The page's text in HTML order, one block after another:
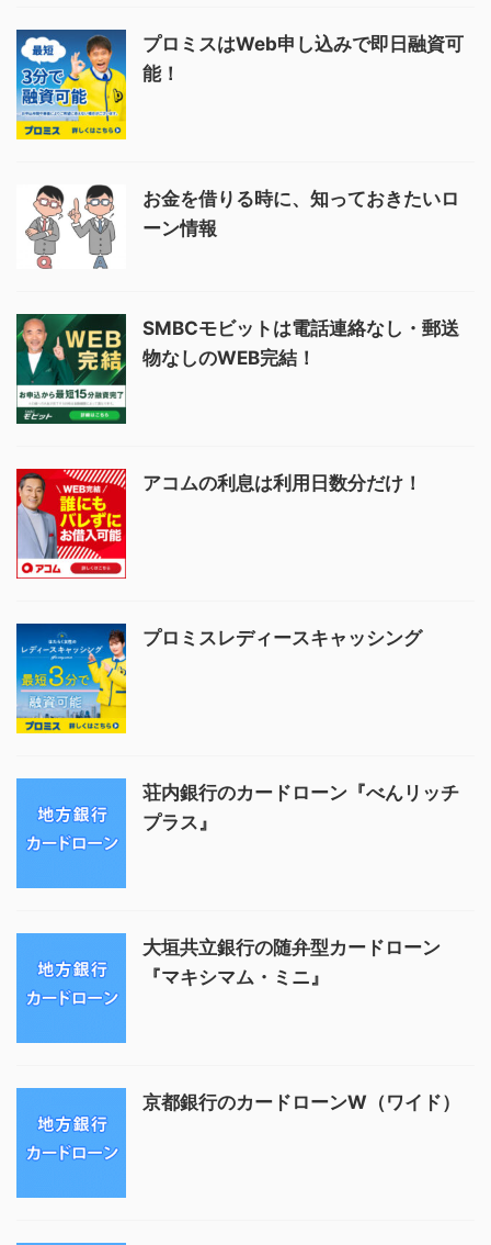
プロミスはWeb申し込みで即日融資可
能！
お金を借りる時に、知っておきたいロ
ーン情報
SMBCモビットは電話連絡なし・郵送
物なしのWEB完結！
アコムの利息は利用日数分だけ！
プロミスレディースキャッシング
荘内銀行のカードローン『べんリッチ
プラス』
大垣共立銀行の随弁型カードローン
『マキシマム・ミニ』
京都銀行のカードローンW（ワイド）